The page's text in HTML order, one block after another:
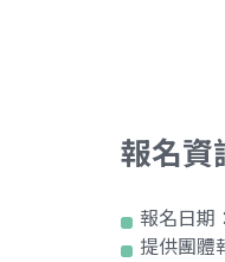
報名資
報名日期：
提供團體